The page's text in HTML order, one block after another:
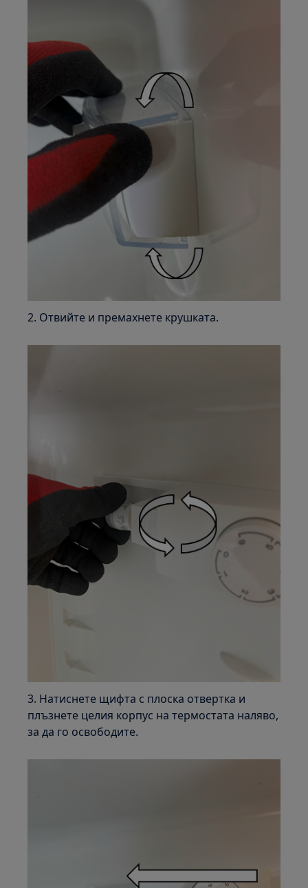
2. Отвийте и премахнете крушката.
3. Натиснете щифта с плоска отвертка и
плъзнете целия корпус на термостата наляво,
за да го освободите.